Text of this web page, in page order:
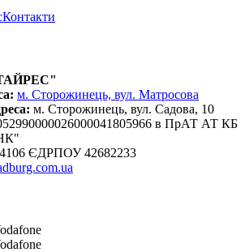
Контакти
м. Сторожинець, вул. Матросова
м. Сторожинець, вул. Садова, 10
в ПрАТ АТ КБ
ЄДРПОУ 42682233